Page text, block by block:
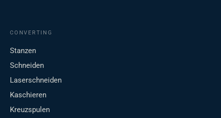
CONVERTING
Stanzen
Schneiden
Laserschneiden
Kaschieren
Kreuzspulen